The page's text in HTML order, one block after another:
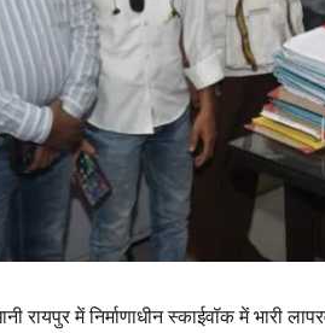
रायपुर में निर्माणाधीन स्काईवॉक में भारी